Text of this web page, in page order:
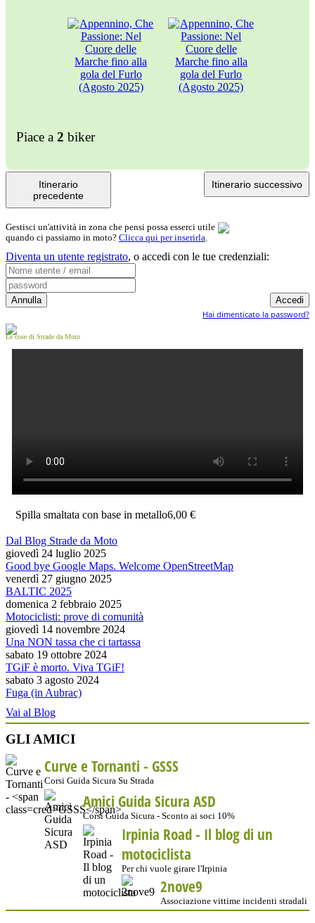
Piace a 2 biker
Itinerario
precedente
Itinerario successivo
Gestisci un'attività in zona che pensi possa esserci utile
quando ci passiamo in moto? Clicca qui per inserirla.
Diventa un utente registrato, o accedi con le tue credenziali:
Hai dimenticato la password?
Le cose di Strade da Moto
Spilla smaltata con base in metallo6,00 €
Dal Blog Strade da Moto
giovedì 24 luglio 2025
Good bye Google Maps. Welcome OpenStreetMap
venerdì 27 giugno 2025
BALTIC 2025
domenica 2 febbraio 2025
Motociclisti: prove di comunità
giovedì 14 novembre 2024
Una NON tassa che ci tartassa
sabato 19 ottobre 2024
TGiF è morto. Viva TGiF!
sabato 3 agosto 2024
Fuga (in Aubrac)
Vai al Blog
GLI AMICI
Curve e Tornanti - GSSS
Corsi Guida Sicura Su Strada
Amici Guida Sicura ASD
Corsi Guida Sicura - Sconto ai soci 10%
Irpinia Road - Il blog di un
motociclista
Per chi vuole girare l'Irpinia
2nove9
Associazione vittime incidenti stradali